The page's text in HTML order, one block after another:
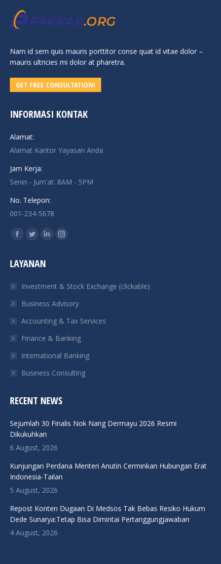
Nam id sem quis mauris porttitor conse quat id vitae dolor –
mauris ultricies mi dolor at pharetra.
GET FREE CONSULTATION!
INFORMASI KONTAK
Alamat:
Alamat Kantor Yayasan Anda
Jam Kerja:
Senin - Jum'at: 8AM - 5PM
No. Telepon:
001-234-5678
Find us on:
Facebook
opens
new
window
Twitter
opens
new
window
Linkedin
new
window
Instagram
new
window
LAYANAN
Investment & Stock Exchange (clickable)
Business Advisory
Accounting & Tax Services
Finance & Banking
International Banking
Business Consulting
RECENT NEWS
Sejumlah 30 Finalis Nok Nang Dermayu 2026 Resmi
Dikukuhkan
6 August, 2026
Kunjungan Perdana Menteri Anutin Cerminkan Hubungan Erat
Indonesia-Tailan
5 August, 2026
Repost Konten Dugaan Di Medsos Tak Bebas Resiko Hukum
Dede Sunarya:Tetap Bisa Dimintai Pertanggungjawaban
4 August, 2026